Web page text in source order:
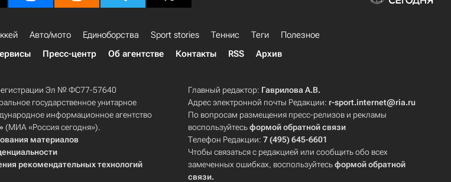
Авто/мото Единоборства Sport stories Теннис Теги
Полезное
Пресс-центр Об агентстве Контакты RSS Архив
Эл № ФС77-57640
государственное унитарное
информационное агентство
(МИА «Россия сегодня»).
материалов
рекомендательных технологий
Главный редактор: Гаврилова А.В.
Адрес электронной почты Редакции: r-sport.internet@ria.ru
По вопросам размещения пресс-релизов и рекламы
воспользуйтесьформой обратной связи
Телефон Редакции:7 (495) 645-6601
Чтобы связаться с редакцией или сообщить обо всех
замеченных ошибках, воспользуйтесьформой обратной
связи.